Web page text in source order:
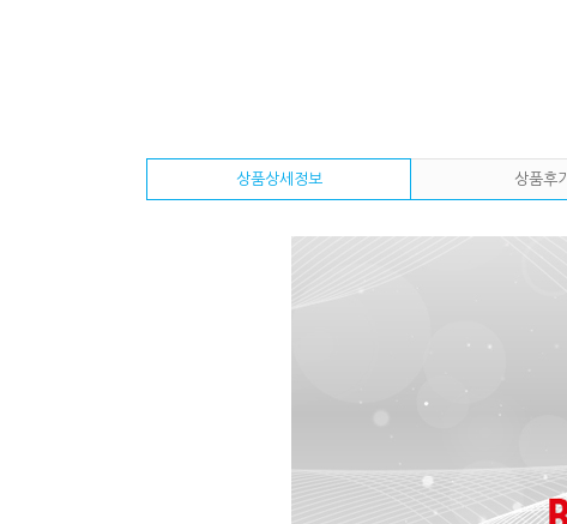
상품상세정보 상품후기